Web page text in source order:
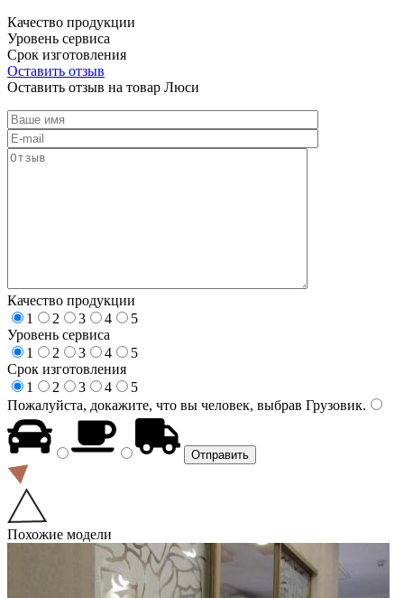
Качество продукции
Уровень сервиса
Срок изготовления
Оставить отзыв
Оставить отзыв на товар Люси
Качество продукции
1
2 3 4
5
Уровень сервиса
1
2 3 4
5
Срок изготовления
1
2 3 4
5
Пожалуйста, докажите, что вы человек, выбрав Грузовик.
Похожие модели